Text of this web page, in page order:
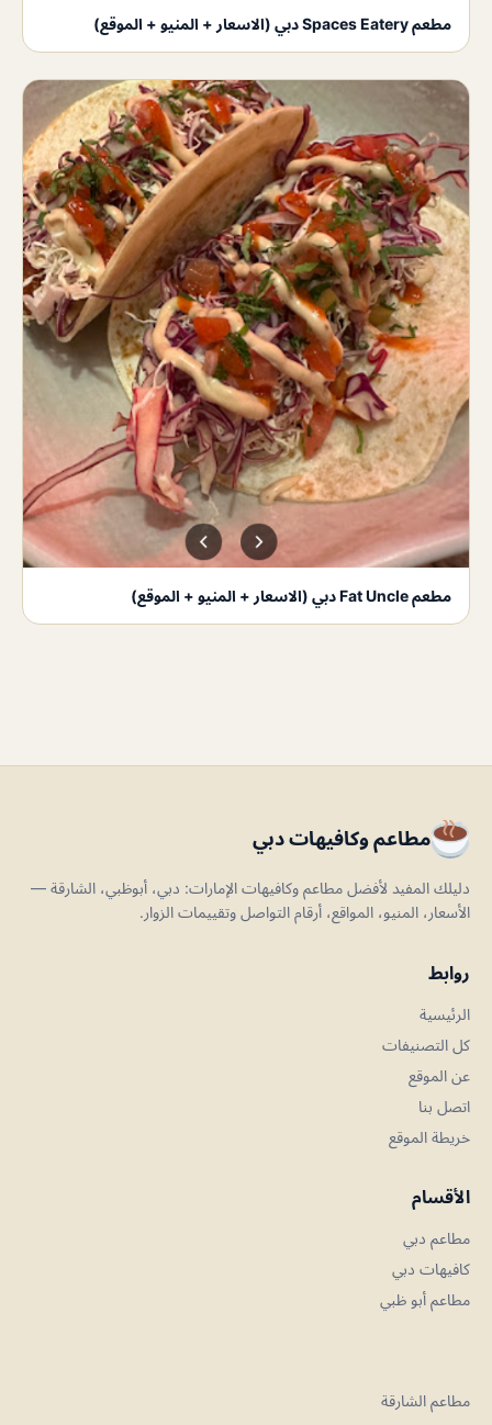
مطعم Spaces Eatery دبي (الاسعار + المنيو + الموقع)
مطعم Fat Uncle دبي (الاسعار + المنيو + الموقع)
مطاعم وكافيهات دبي
دليلك المفيد لأفضل مطاعم وكافيهات الإمارات: دبي، أبوظبي، الشارقة —
الأسعار، المنيو، المواقع، أرقام التواصل وتقييمات الزوار.
روابط
الرئيسية
كل التصنيفات
عن الموقع
اتصل بنا
خريطة الموقع
الأقسام
مطاعم دبي
كافيهات دبي
مطاعم أبو ظبي
مطاعم الشارقة